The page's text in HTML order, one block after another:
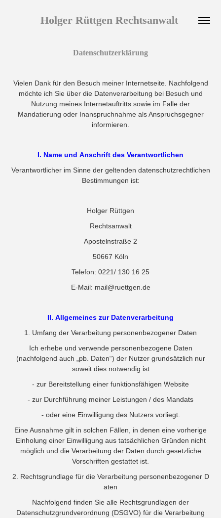
Holger Rüttgen Rechtsanwalt
Datenschutzerklärung
Vielen Dank für den Besuch meiner Internetseite. Nachfolgend
möchte ich Sie über die Datenverarbeitung bei Besuch und
Nutzung meines Internetauftritts sowie im Falle der
Mandatierung oder Inanspruchnahme als Anspruchsgegner
informieren.
I. Name und Anschrift des Verantwortlichen
Verantwortlicher im Sinne der geltenden datenschutzrechtlichen
Bestimmungen ist:
Holger Rüttgen
Rechtsanwalt
Apostelnstraße 2
50667 Köln
Telefon: 0221/ 130 16 25
E-Mail: mail@ruettgen.de
II. Allgemeines zur Datenverarbeitung
1. Umfang der Verarbeitung personenbezogener Daten
Ich erhebe und verwende personenbezogene Daten
(nachfolgend auch „pb. Daten“) der Nutzer grundsätzlich nur
soweit dies notwendig ist
- zur Bereitstellung einer funktionsfähigen Website
- zur Durchführung meiner Leistungen / des Mandats
- oder eine Einwilligung des Nutzers vorliegt.
Eine Ausnahme gilt in solchen Fällen, in denen eine vorherige
Einholung einer Einwilligung aus tatsächlichen Gründen nicht
möglich und die Verarbeitung der Daten durch gesetzliche
Vorschriften gestattet ist.
2. Rechtsgrundlage für die Verarbeitung personenbezogener D
aten
Nachfolgend finden Sie alle Rechtsgrundlagen der
Datenschutzgrundverordnung (DSGVO) für die Verarbeitung